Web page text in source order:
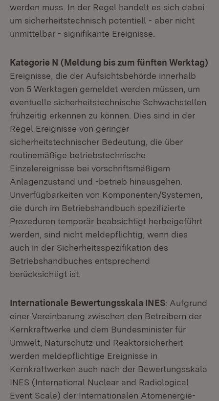
werden muss. In der Regel handelt es sich dabei
um sicherheitstechnisch potentiell - aber nicht
unmittelbar - signifikante Ereignisse.
Kategorie N (Meldung bis zum fünften Werktag)
Ereignisse, die der Aufsichtsbehörde innerhalb
von 5 Werktagen gemeldet werden müssen, um
eventuelle sicherheitstechnische Schwachstellen
frühzeitig erkennen zu können. Dies sind in der
Regel Ereignisse von geringer
sicherheitstechnischer Bedeutung, die über
routinemäßige betriebstechnische
Einzelereignisse bei vorschriftsmäßigem
Anlagenzustand und -betrieb hinausgehen.
Unverfügbarkeiten von Komponenten/Systemen,
die durch im Betriebshandbuch spezifizierte
Prozeduren temporär beabsichtigt herbeigeführt
werden, sind nicht meldepflichtig, wenn dies
auch in der Sicherheitsspezifikation des
Betriebshandbuches entsprechend
berücksichtigt ist.
Internationale Bewertungsskala INES: Aufgrund
einer Vereinbarung zwischen den Betreibern der
Kernkraftwerke und dem Bundesminister für
Umwelt, Naturschutz und Reaktorsicherheit
werden meldepflichtige Ereignisse in
Kernkraftwerken auch nach der Bewertungsskala
INES (International Nuclear and Radiological
Event Scale) der Internationalen Atomenergie-